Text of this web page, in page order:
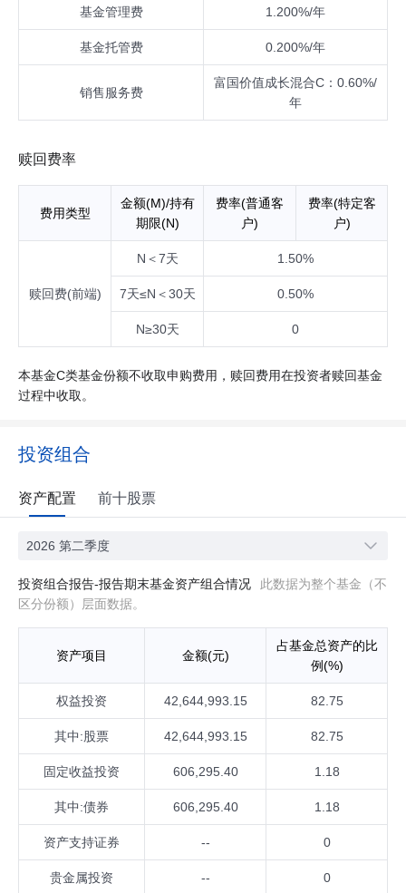
基金管理费 1.200%/年
基金托管费 0.200%/年
销售服务费
富国价值成长混合C：0.60%/
年
赎回费率
费用类型
金额(M)/持有
期限(N)
费率(普通客
户)
费率(特定客
户)
赎回费(前端)
N＜7天 1.50%
7天≤N＜30天 0.50%
N≥30天 0
本基金C类基金份额不收取申购费用，赎回费用在投资者赎回基金
过程中收取。
投资组合
资产配置 前十股票
2026 第二季度
投资组合报告-报告期末基金资产组合情况
此数据为整个基金（不
区分份额）层面数据。
资产项目 金额(元)
占基金总资产的比
例(%)
权益投资 42,644,993.15 82.75
其中:股票 42,644,993.15 82.75
固定收益投资 606,295.40 1.18
其中:债券 606,295.40 1.18
资产支持证券 -- 0
贵金属投资 -- 0